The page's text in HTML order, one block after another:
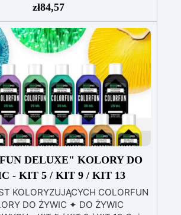
startowy z żywicy epoksydowej
g przezroczystej żywicy
One to One + 100 przydatnych
tworzenia biżuterii. Zawiera: 500
dekoracyjnych, suszone
formę z literami, breloczki,
do miniwiertarki, ponad 100
elementów.
zł84,57
DELUXE" KOLORY DO
- KIT 5 / KIT 9 / KIT 13
KOLORYZUJĄCYCH COLORFUN
DO ŻYWIC ✦ DO ŻYWIC